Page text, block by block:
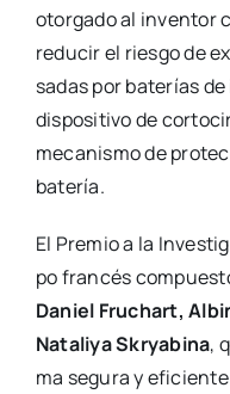
otor­ga­do al inven­tor
redu­cir el ries­go de
sa­das por bate­rías
dis­po­si­ti­vo de
meca­nis­mo de
bate­ría.
El Pre­mio a la
po fran­cés
Daniel Fru­chart,
Nata­li­ya Skrya­bi­na,
ma segu­ra y